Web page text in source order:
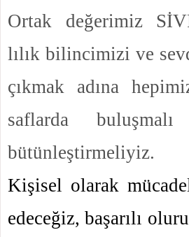
Ortak değerimiz
lılık bilincimizi ve
çıkmak adına
saflarda
bütünleştirmeliyiz.
Kişisel olarak
edeceğiz, başarılı